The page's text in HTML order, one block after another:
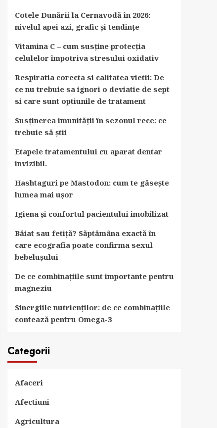
Cotele Dunării la Cernavodă în 2026:
nivelul apei azi, grafic și tendințe
Vitamina C – cum susține protecția
celulelor împotriva stresului oxidativ
Respiratia corecta si calitatea vietii: De
ce nu trebuie sa ignori o deviatie de sept
si care sunt optiunile de tratament
Susținerea imunității în sezonul rece: ce
trebuie să știi
Etapele tratamentului cu aparat dentar
invizibil.
Hashtaguri pe Mastodon: cum te găsește
lumea mai ușor
Igiena și confortul pacientului imobilizat
Băiat sau fetiță? Săptămâna exactă în
care ecografia poate confirma sexul
bebelușului
De ce combinațiile sunt importante pentru
magneziu
Sinergiile nutrienților: de ce combinațiile
contează pentru Omega-3
Categorii
Afaceri
Afectiuni
Agricultura